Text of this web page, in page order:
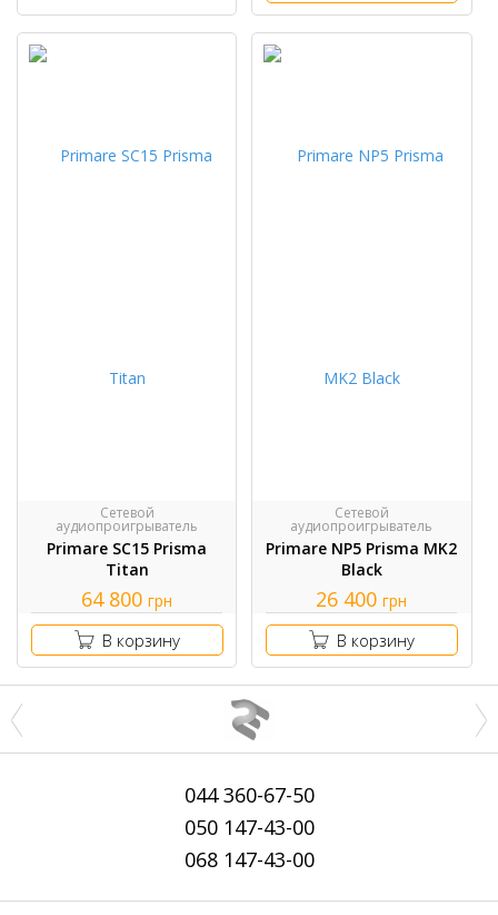
Сетевой
аудиопроигрыватель
Primare SC15 Prisma
Titan
64 800 грн
В корзину
Сетевой
аудиопроигрыватель
Primare NP5 Prisma MK2
Black
26 400 грн
В корзину
044360-67-50
050147-43-00
068147-43-00